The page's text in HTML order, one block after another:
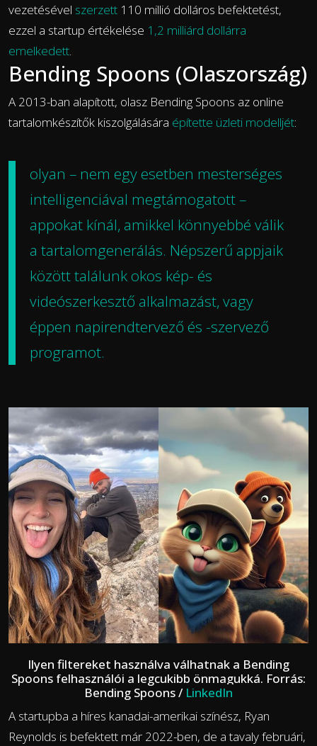
vezetésével szerzett 110 millió dolláros befektetést,
ezzel a startup értékelése 1,2 milliárd dollárra
emelkedett.
Bending Spoons (Olaszország)
A 2013-ban alapított, olasz Bending Spoons az online
tartalomkészítők kiszolgálására építette üzleti modelljét:
olyan – nem egy esetben mesterséges
intelligenciával megtámogatott –
appokat kínál, amikkel könnyebbé válik
a tartalomgenerálás. Népszerű appjaik
között találunk okos kép- és
videószerkesztő alkalmazást, vagy
éppen napirendtervező és -szervező
programot.
Ilyen filtereket használva válhatnak a Bending
Spoons felhasználói a legcukibb önmagukká. Forrás:
Bending Spoons / LinkedIn
A startupba a híres kanadai-amerikai színész, Ryan
Reynolds is befektett már 2022-ben, de a tavaly februári,